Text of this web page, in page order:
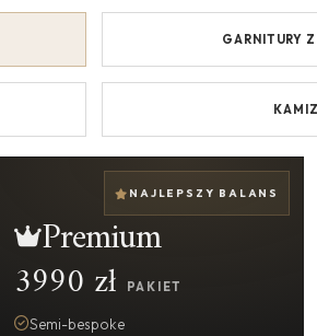
GARNITURY
NAJLEPSZY BALANS
Premium
3990 zł PAKIET
Semi-bespoke